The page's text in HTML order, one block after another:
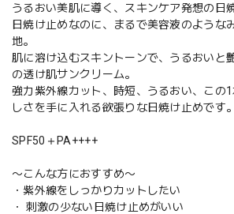
うるおい美肌に導く、スキンケア発想の日
日焼け止めなのに、まるで美容液のような
地。
肌に溶け込むスキントーンで、うるおいと
の透け肌サンクリーム。
強力紫外線カット、時短、うるおい、この
しさを手に入れる欲張りな日焼け止めです。
SPF50＋PA++++
〜こんな方におすすめ〜
・紫外線をしっかりカットしたい
・ 刺激の少ない日焼け止めがいい